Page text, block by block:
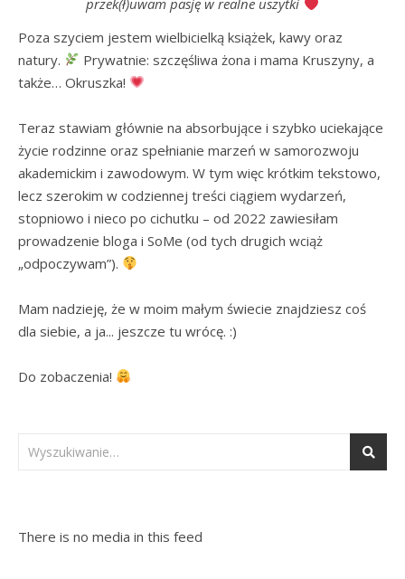
przek(ł)uwam pasję w realne uszytki
Poza szyciem jestem wielbicielką książek, kawy oraz
natury.
Prywatnie: szczęśliwa żona i mama Kruszyny, a
także… Okruszka!
Teraz stawiam głównie na absorbujące i szybko uciekające
życie rodzinne oraz spełnianie marzeń w samorozwoju
akademickim i zawodowym. W tym więc krótkim tekstowo,
lecz szerokim w codziennej treści ciągiem wydarzeń,
stopniowo i nieco po cichutku – od 2022 zawiesiłam
prowadzenie bloga i SoMe (od tych drugich wciąż
„odpoczywam”).
Mam nadzieję, że w moim małym świecie znajdziesz coś
dla siebie, a ja... jeszcze tu wrócę. :)
Do zobaczenia!
There is no media in this feed